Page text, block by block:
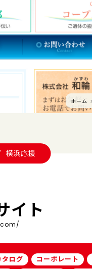
ホーム
横浜応援
イト
ログ コーポレート